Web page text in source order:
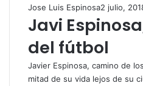
Jose Luis Espinosa2 julio,
Javi
del fútbol
Javier Espinosa, camino de
mitad de su vida lejos de su